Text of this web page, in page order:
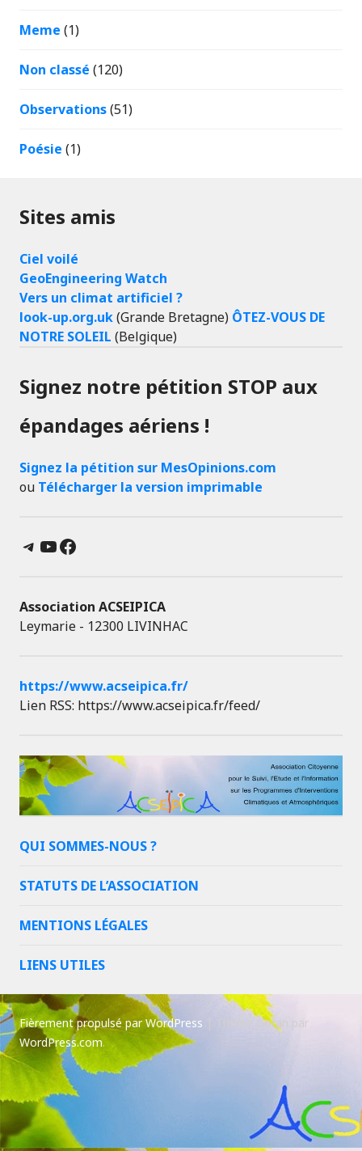
Meme (1)
Non classé (120)
Observations(51)
Poésie (1)
Sites amis
Ciel voilé
GeoEngineering Watch
Vers un climat artificiel ?
look-up.org.uk(Grande Bretagne) ÔTEZ-VOUS DE
NOTRE SOLEIL (Belgique)
Signez notre pétition STOP aux
épandages aériens !
Signez la pétition sur MesOpinions.com
ou Télécharger la version imprimable
Telegram
YouTube
Facebook
Association ACSEIPICA
Leymarie - 12300 LIVINHAC
https://www.acseipica.fr/
Lien RSS: https://www.acseipica.fr/feed/
QUI SOMMES-NOUS ?
STATUTS DE L’ASSOCIATION
MENTIONS LÉGALES
LIENS UTILES
Fièrement propulsé par WordPress
Thème Goran par
WordPress.com.